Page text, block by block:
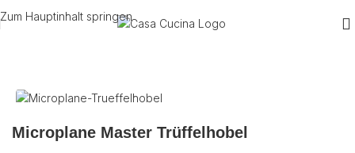
Zum Hauptinhalt springen
Microplane Master Trüffelhobel